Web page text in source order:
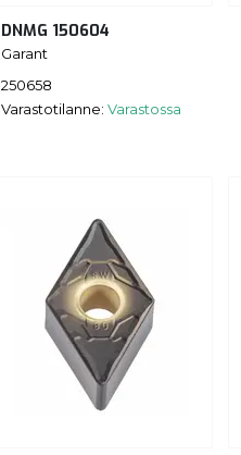
DNMG 150604
Garant
250658
Varastotilanne: Varastossa